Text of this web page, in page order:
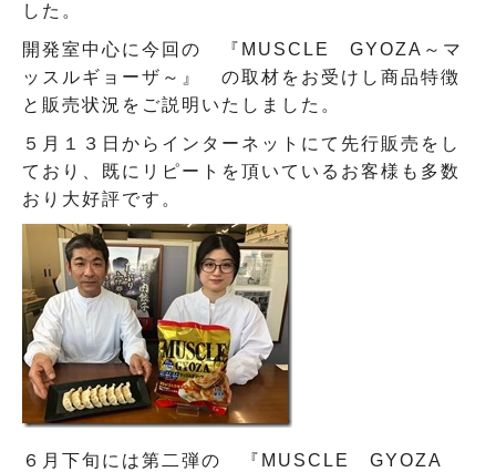
した。
開発室中心に今回の 『MUSCLE GYOZA～マ
ッスルギョーザ～』 の取材をお受けし商品特徴
と販売状況をご説明いたしました。
５月１３日からインターネットにて先行販売をし
ており、既にリピートを頂いているお客様も多数
おり大好評です。
６月下旬には第二弾の 『MUSCLE GYOZA